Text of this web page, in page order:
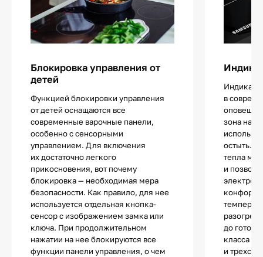
Блокировка управления от
детей
Функцией блокировки управления
от детей оснащаются все
современные варочные панели,
особенно с сенсорными
управлением. Для включения
их достаточно легкого
прикосновения, вот почему
блокировка — необходимая мера
безопасности. Как правило, для нее
используется отдельная кнопка-
сенсор с изображением замка или
ключа. При продолжительном
нажатии на нее блокируются все
функции панели управления, о чем
в
зона
остыть.
тепла
и
до
класса
и